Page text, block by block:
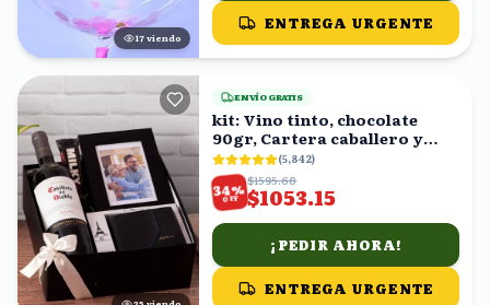
17 viendo
ENTREGA URGENTE
ENVÍO GRATIS
kit: Vino tinto, chocolate
90gr, Cartera caballero y
fotografía en caja
(5,842)
34%
OFF
$1595.68
$1053.15
¡PEDIR AHORA!
ENTREGA URGENTE